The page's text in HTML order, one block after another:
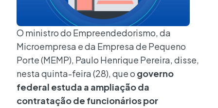
O ministro do Empreendedorismo, da
Microempresa e da Empresa de Pequeno
Porte (MEMP), Paulo Henrique Pereira, disse,
nesta quinta-feira (28), que o governo
federal estuda a ampliação da
contratação de funcionários por